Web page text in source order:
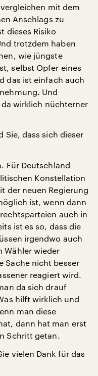
mit dem
Anschlags zu
dieses Risiko
trotzdem haben
wie jüngste
selbst Opfer eines
das ist einfach auch
Und
wirklich nüchterner
Sie, dass sich dieser
Für Deutschland
Konstellation
der neuen Regierung
ist, wenn dann
auch in
ist es so, dass die
irgendwo auch
Wähler wieder
Sache nicht besser
reagiert wird.
da sich drauf
hilft wirklich und
man diese
dann hat man erst
Schritt getan.
vielen Dank für das